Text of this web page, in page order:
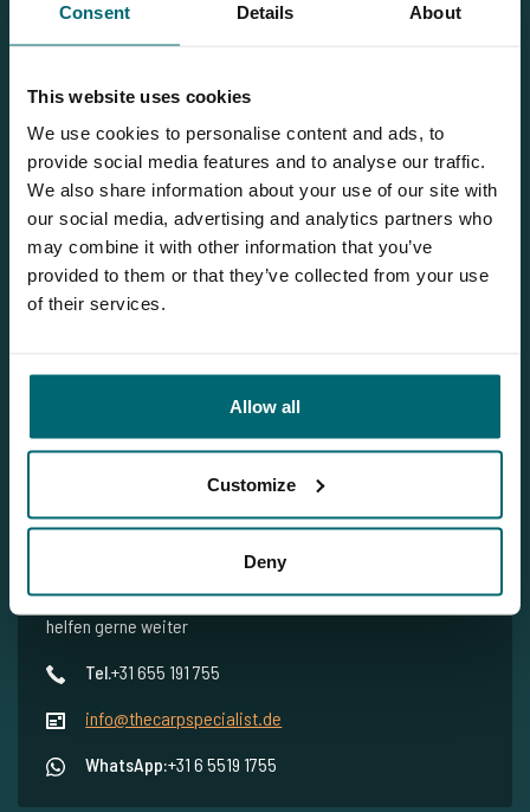
Consent Details About
This website uses cookies
We use cookies to personalise content and ads, to
provide social media features and to analyse our traffic.
We also share information about your use of our site with
our social media, advertising and analytics partners who
may combine it with other information that you’ve
provided to them or that they’ve collected from your use
of their services.
Allow all
Customize
Deny
1
Jeroen
Sie möchten weitere Informationen?
Brauchen Sie weitere Informationen über diesen See? Wir
helfen gerne weiter
Tel.+31 655 191 755
info@thecarpspecialist.de
WhatsApp:+31 6 5519 1755